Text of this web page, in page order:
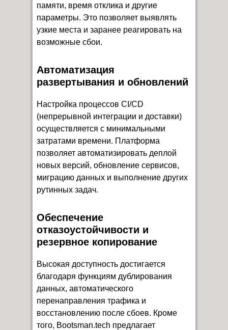
памяти, время отклика и другие
параметры. Это позволяет выявлять
узкие места и заранее реагировать на
возможные сбои.
Автоматизация
развертывания и обновлений
Настройка процессов CI/CD
(непрерывной интеграции и доставки)
осуществляется с минимальными
затратами времени. Платформа
позволяет автоматизировать деплой
новых версий, обновление сервисов,
миграцию данных и выполнение других
рутинных задач.
Обеспечение
отказоустойчивости и
резервное копирование
Высокая доступность достигается
благодаря функциям дублирования
данных, автоматического
перенаправления трафика и
восстановлению после сбоев. Кроме
того, Bootsman.tech предлагает